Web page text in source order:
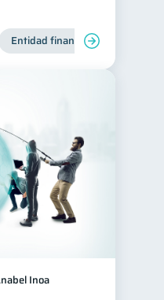
Entidad financiera
Inoa